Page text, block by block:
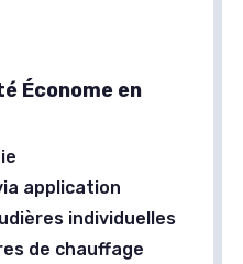
Économe en
application
individuelles
de chauffage